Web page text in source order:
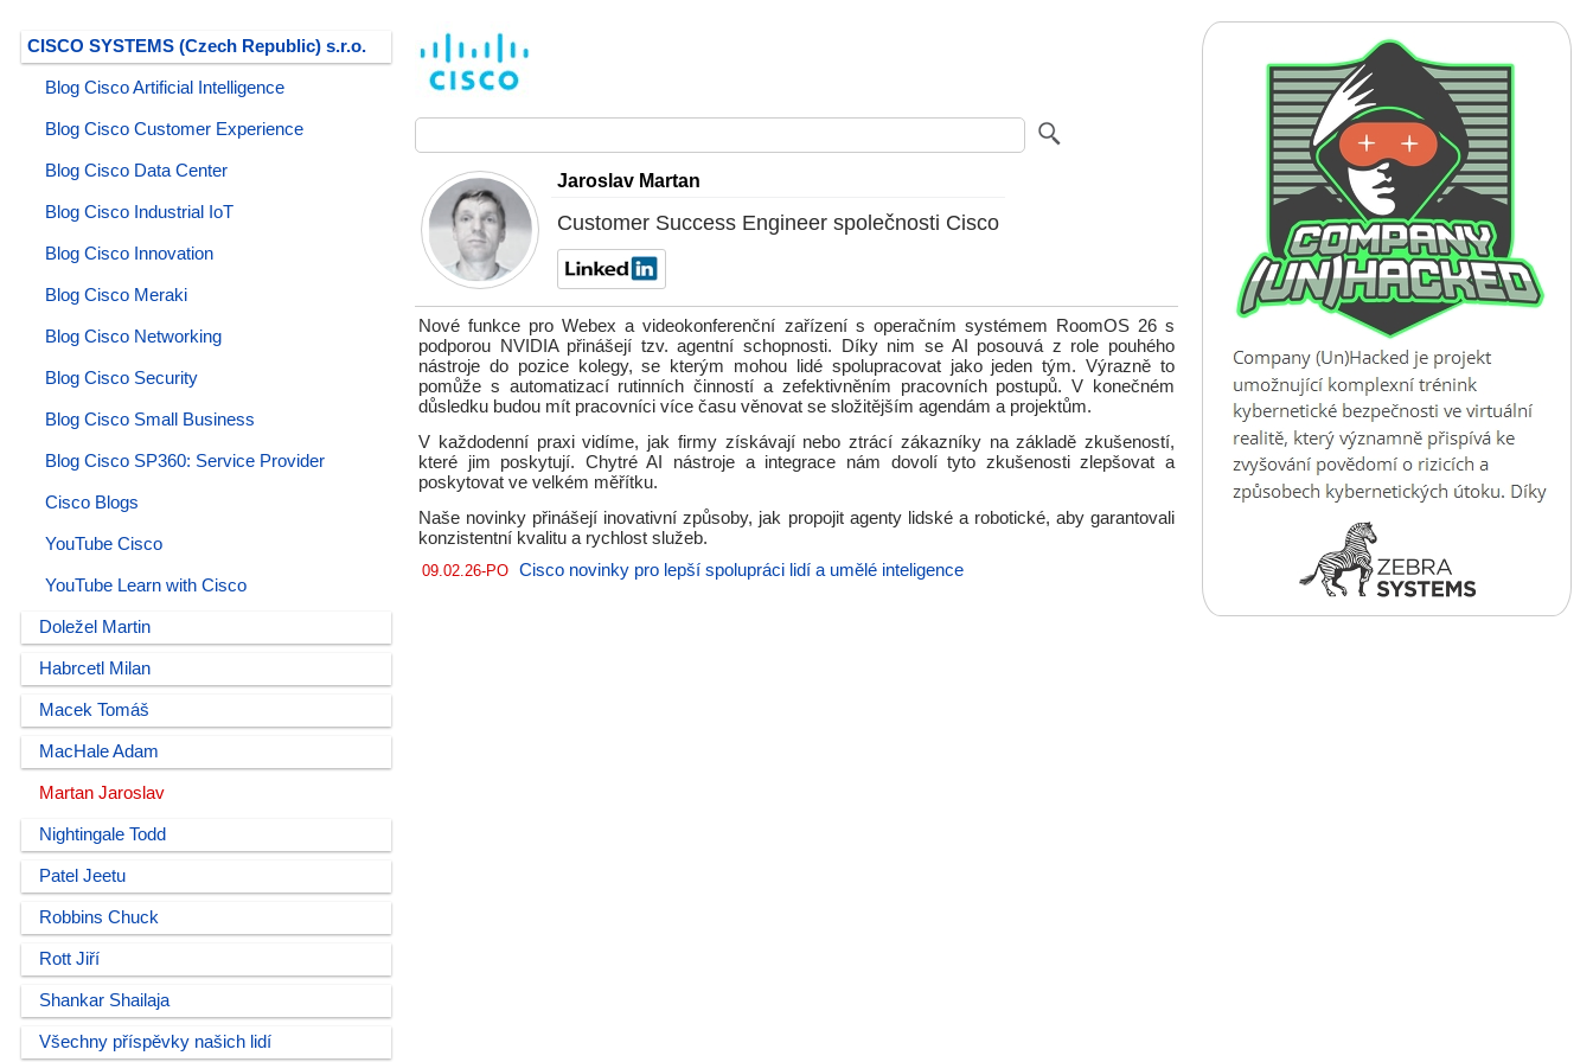
CISCO SYSTEMS (Czech Republic) s.r.o.
Blog Cisco Artificial Intelligence
Blog Cisco Customer Experience
Blog Cisco Data Center
Blog Cisco Industrial IoT
Blog Cisco Innovation
Blog Cisco Meraki
Blog Cisco Networking
Blog Cisco Security
Blog Cisco Small Business
Blog Cisco SP360: Service Provider
Cisco Blogs
YouTube Cisco
YouTube Learn with Cisco
Doležel Martin
Habrcetl Milan
Macek Tomáš
MacHale Adam
Martan Jaroslav
Nightingale Todd
Patel Jeetu
Robbins Chuck
Rott Jiří
Shankar Shailaja
Všechny příspěvky našich lidí
Jaroslav Martan
Customer Success Engineer společnosti Cisco
Nové funkce pro Webex a videokonferenční zařízení s operačním systémem RoomOS 26 s
podporou NVIDIA přinášejí tzv. agentní schopnosti. Díky nim se AI posouvá z role pouhého
nástroje do pozice kolegy, se kterým mohou lidé spolupracovat jako jeden tým. Výrazně to
pomůže s automatizací rutinních činností a zefektivněním pracovních postupů. V konečném
důsledku budou mít pracovníci více času věnovat se složitějším agendám a projektům.
V každodenní praxi vidíme, jak firmy získávají nebo ztrácí zákazníky na základě zkušeností,
které jim poskytují. Chytré AI nástroje a integrace nám dovolí tyto zkušenosti zlepšovat a
poskytovat ve velkém měřítku.
Naše novinky přinášejí inovativní způsoby, jak propojit agenty lidské a robotické, aby garantovali
konzistentní kvalitu a rychlost služeb.
09.02.26-PO Cisco novinky pro lepší spolupráci lidí a umělé inteligence